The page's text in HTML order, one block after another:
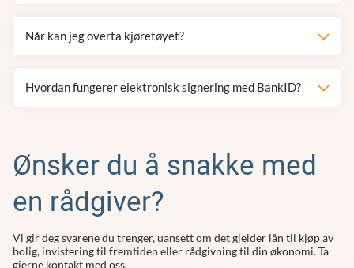
Når kan jeg overta kjøretøyet?
Hvordan fungerer elektronisk signering med BankID?
Ønsker du å snakke med
en rådgiver?
Vi gir deg svarene du trenger, uansett om det gjelder lån til kjøp av
bolig, invistering til fremtiden eller rådgivning til din økonomi. Ta
gjerne kontakt med oss.